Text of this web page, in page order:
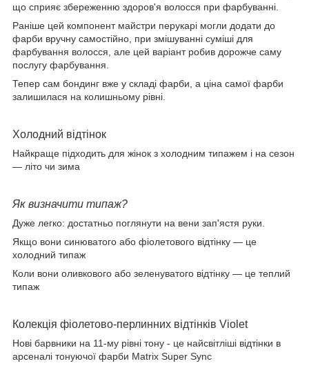
що сприяє збереженню здоров'я волосся при фарбуванні.
Раніше цей компонент майстри перукарі могли додати до
фарби вручну самостійно, при змішуванні суміші для
фарбування волосся, але цей варіант робив дорожче саму
послугу фарбування.
Тепер сам бондинг вже у складі фарби, а ціна самої фарби
залишилася на колишньому рівні.
Холодний відтінок
Найкраще підходить для жінок з холодним типажем і на сезон
― літо чи зима
Як визначити типаж?
Дуже легко: достатньо поглянути на вени зап'ястя руки.
Якщо вони синюватого або фіолетового відтінку ― це
холодний типаж
Коли вони оливкового або зеленуватого відтінку ― це теплий
типаж
Колекція фіолетово-перлинних відтінків Violet
Нові барвники на 11-му рівні тону - це найсвітліші відтінки в
арсеналі тонуючої фарби Matrix Super Sync